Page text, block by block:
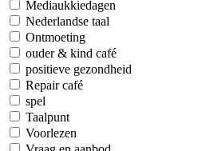
Mediaukkiedagen
Nederlandse taal
Ontmoeting
ouder & kind café
positieve gezondheid
Repair café
spel
Taalpunt
Voorlezen